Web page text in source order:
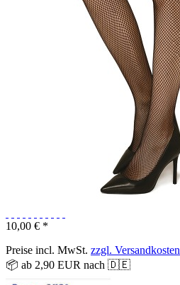
10,00 € *
Preise incl. MwSt. zzgl. Versandkosten
📦 ab 2,90 EUR nach 🇩🇪